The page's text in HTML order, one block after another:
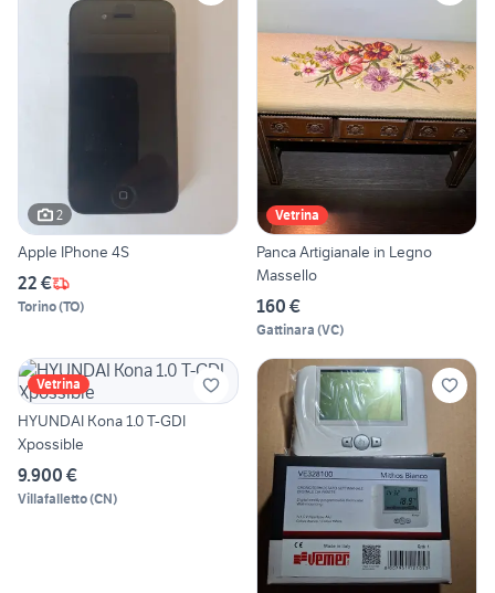
2
Apple IPhone 4S
22 €
Torino(TO)
Vetrina
Panca Artigianale in Legno
Massello
160 €
Gattinara (VC)
Vetrina
HYUNDAI Kona 1.0 T-GDI
Xpossible
9.900 €
Villafalletto(CN)